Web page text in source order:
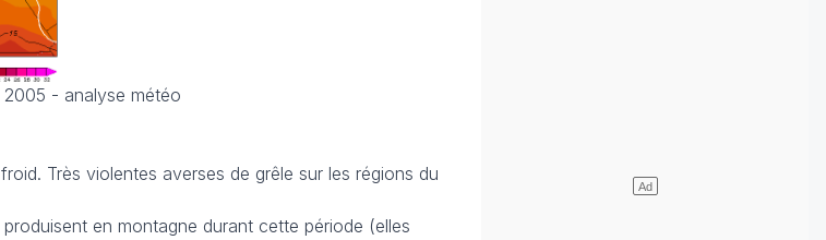
- analyse météo
Très violentes averses de grêle sur les régions du
en montagne durant cette période (elles